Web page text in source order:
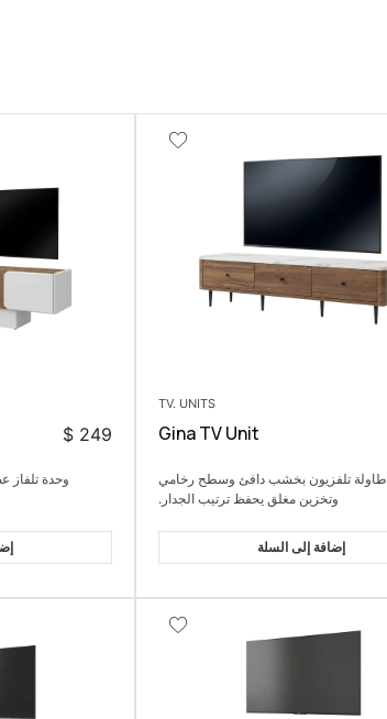
TV. UNITS
Gina TV Unit
طاولة تلفزيون بخشب دافئ وسطح رخامي
وتخزين مغلق يحفظ ترتيب الجدار.
إضافة إلى السلة
249
$
وحدة